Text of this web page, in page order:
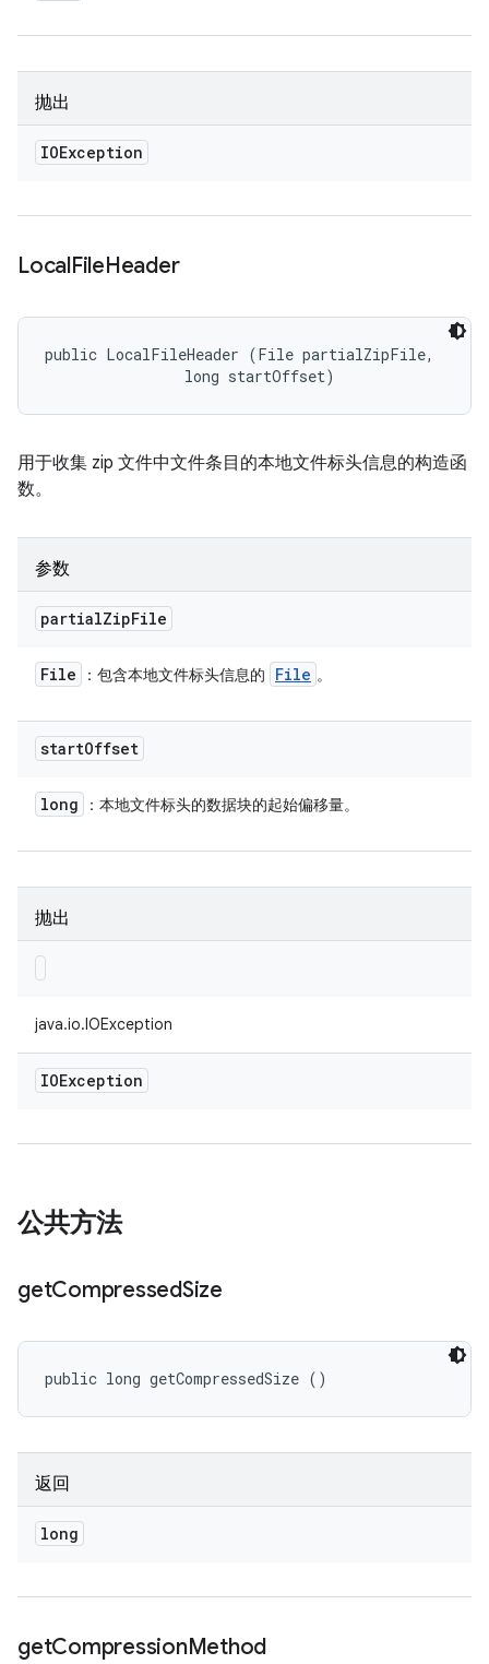
抛出
IOException
LocalFileHeader
public LocalFileHeader (File partialZipFile,
                long startOffset)
用于收集 zip 文件中文件条目的本地文件标头信息的构造函
数。
参数
partialZipFile
File ：包含本地文件标头信息的 File 。
startOffset
long ：本地文件标头的数据块的起始偏移量。
抛出
java.io.IOException
IOException
公共方法
getCompressedSize
public long getCompressedSize ()
返回
long
getCompressionMethod